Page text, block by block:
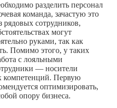
разделить персонал
команда, зачастую это
сотрудников,
могут
руками, так как
Помимо этого, у таких
с лояльными
— носители
компетенций. Первую
оптимизировать,
опору бизнеса.